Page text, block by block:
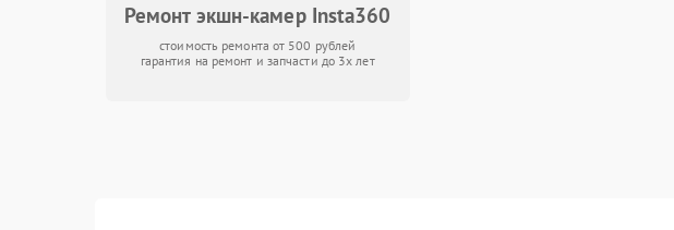
Ремонт экшн-камер Insta360
стоимость ремонта от 500 рублей
гарантия на ремонт и запчасти до 3х лет